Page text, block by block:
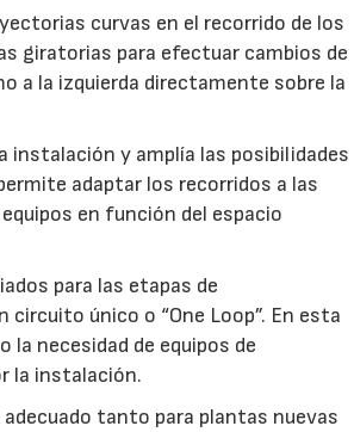
curvas en el recorrido de los
giratorias para efectuar cambios de
a la izquierda directamente sobre la
instalación y amplía las posibilidades
adaptar los recorridos a las
en función del espacio
para las etapas de
único o “One Loop”. En esta
necesidad de equipos de
la instalación.
tanto para plantas nuevas